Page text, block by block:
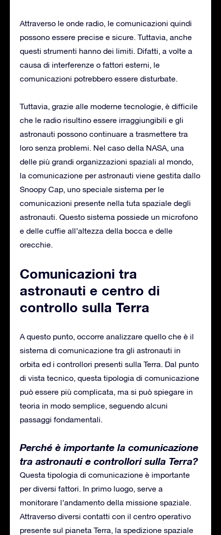
Attraverso le onde radio, le comunicazioni quindi
possono essere precise e sicure. Tuttavia, anche
questi strumenti hanno dei limiti. Difatti, a volte a
causa di interferenze o fattori esterni, le
comunicazioni potrebbero essere disturbate.
Tuttavia, grazie alle moderne tecnologie, è difficile
che le radio risultino essere irraggiungibili e gli
astronauti possono continuare a trasmettere tra
loro senza problemi. Nel caso della NASA, una
delle più grandi organizzazioni spaziali al mondo,
la comunicazione per astronauti viene gestita dallo
Snoopy Cap, uno speciale sistema per le
comunicazioni presente nella tuta spaziale degli
astronauti. Questo sistema possiede un microfono
e delle cuffie all’altezza della bocca e delle
orecchie.
Comunicazioni tra
astronauti e centro di
controllo sulla Terra
A questo punto, occorre analizzare quello che è il
sistema di comunicazione tra gli astronauti in
orbita ed i controllori presenti sulla Terra. Dal punto
di vista tecnico, questa tipologia di comunicazione
può essere più complicata, ma si può spiegare in
teoria in modo semplice, seguendo alcuni
passaggi fondamentali.
Perché è importante la comunicazione
tra astronauti e controllori sulla Terra?
Questa tipologia di comunicazione è importante
per diversi fattori. In primo luogo, serve a
monitorare l’andamento della missione spaziale.
Attraverso diversi contatti con il centro operativo
presente sul pianeta Terra, la spedizione spaziale